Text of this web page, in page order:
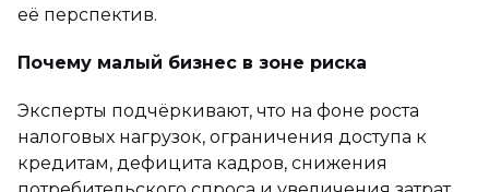
её перспектив.
Почему малый бизнес в зоне риска
Эксперты подчёркивают, что на фоне роста
налоговых нагрузок, ограничения доступа к
кредитам, дефицита кадров, снижения